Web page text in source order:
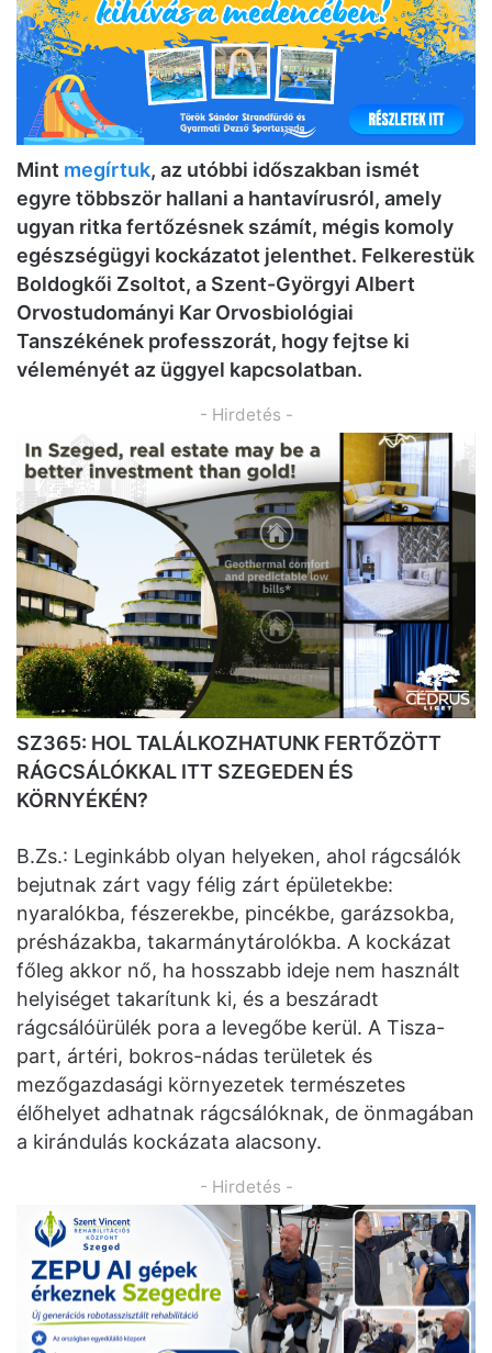
Mint megírtuk, az utóbbi időszakban ismét
egyre többször hallani a hantavírusról, amely
ugyan ritka fertőzésnek számít, mégis komoly
egészségügyi kockázatot jelenthet. Felkerestük
Boldogkői Zsoltot, a Szent-Györgyi Albert
Orvostudományi Kar Orvosbiológiai
Tanszékének professzorát, hogy fejtse ki
véleményét az üggyel kapcsolatban.
- Hirdetés -
SZ365: HOL TALÁLKOZHATUNK FERTŐZÖTT
RÁGCSÁLÓKKAL ITT SZEGEDEN ÉS
KÖRNYÉKÉN?
B.Zs.: Leginkább olyan helyeken, ahol rágcsálók
bejutnak zárt vagy félig zárt épületekbe:
nyaralókba, fészerekbe, pincékbe, garázsokba,
présházakba, takarmánytárolókba. A kockázat
főleg akkor nő, ha hosszabb ideje nem használt
helyiséget takarítunk ki, és a beszáradt
rágcsálóürülék pora a levegőbe kerül. A Tisza-
part, ártéri, bokros-nádas területek és
mezőgazdasági környezetek természetes
élőhelyet adhatnak rágcsálóknak, de önmagában
a kirándulás kockázata alacsony.
- Hirdetés -